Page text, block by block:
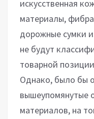
искусственная
материалы,
дорожные сумки
не будут
товарной
Однако, было бы
вышеупомянутые
материалов, на